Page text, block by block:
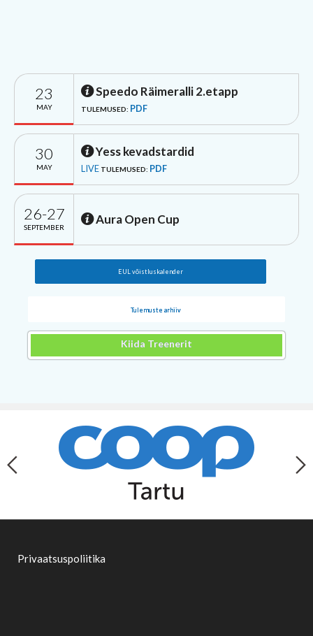
23
MAY
Speedo Räimeralli 2.etapp
TULEMUSED: PDF
30
MAY
Yess kevadstardid
LIVE TULEMUSED: PDF
26-27
SEPTEMBER
Aura Open Cup
EUL võistluskalender
Tulemuste arhiiv
Kiida Treenerit
Privaatsuspoliitika